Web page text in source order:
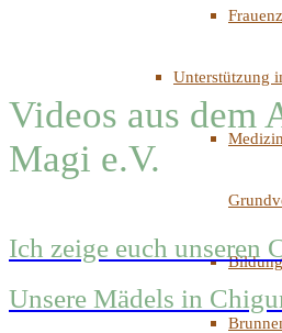
Unterstützung
Bildung
Videos aus dem
Magi e.V.
Ich zeige euch unseren
Unsere Mädels in